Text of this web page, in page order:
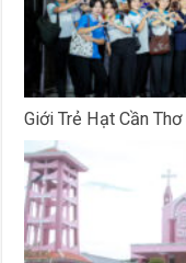
Giới Trẻ Hạt Cần